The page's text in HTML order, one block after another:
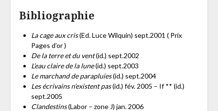
Bibliographie
La cage aux cris(Ed. Luce Wilquin) sept.2001 ( Prix
Pages d’or )
De la terre et du vent(id.) sept.2002
L’eau claire de la lune(id.) sept.2003
Le marchand de parapluies(id.) sept.2004
Les écrivains n’existent pas(id.) fév. 2005 – If ** (id.)
sept.2005
Clandestins(Labor – zone J) jan. 2006